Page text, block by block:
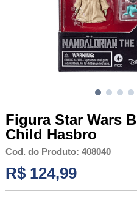
Figura Star Wars
Child Hasbro
Cod. do Produto: 408040
R$ 124,99